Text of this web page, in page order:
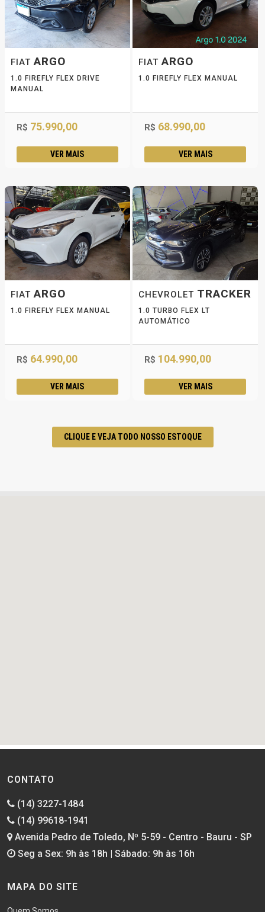
FIATARGO
1.0 FIREFLY FLEX DRIVE
MANUAL
R$ 75.990,00
VER MAIS
FIATARGO
1.0 FIREFLY FLEX MANUAL
R$ 68.990,00
VER MAIS
FIATARGO
1.0 FIREFLY FLEX MANUAL
R$ 64.990,00
VER MAIS
CHEVROLET TRACKER
1.0 TURBO FLEX LT
AUTOMÁTICO
R$ 104.990,00
VER MAIS
CLIQUE E VEJA TODO NOSSO ESTOQUE
CONTATO
(14) 3227-1484
(14) 99618-1941
Avenida Pedro de Toledo, Nº 5-59 - Centro - Bauru - SP
Seg a Sex: 9h às 18h | Sábado: 9h às 16h
MAPA DO SITE